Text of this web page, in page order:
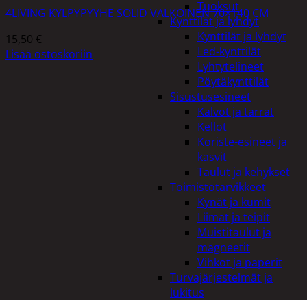
Tuoksut
Kynttilät ja lyhdyt
Kynttilät ja lyhdyt
Led-kynttilät
Lyhtytelineet
Pöytäkynttilät
Sisustusesineet
Kalvot ja tarrat
Kellot
Koriste-esineet ja
kasvit
Taulut ja kehykset
Toimistotarvikkeet
Kynät ja kumit
Liimat ja teipit
Muistitaulut ja
magneetit
Vihkot ja paperit
Turvajärjestelmät ja
lukitus
4LIVING KYLPYPYYHE SOLID VALKOINEN 70×140 CM
15,50 €
Lisää ostoskoriin